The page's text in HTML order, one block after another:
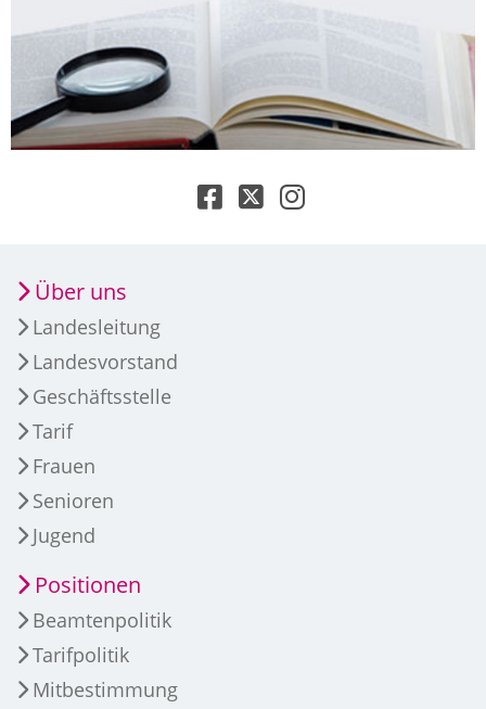
Über uns
Landesleitung
Landesvorstand
Geschäftsstelle
Tarif
Frauen
Senioren
Jugend
Positionen
Beamtenpolitik
Tarifpolitik
Mitbestimmung